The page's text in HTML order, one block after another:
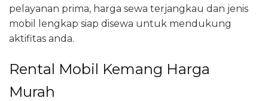
pelayanan prima, harga sewa terjangkau dan jenis
mobil lengkap siap disewa untuk mendukung
aktifitas anda.
Rental Mobil Kemang Harga
Murah